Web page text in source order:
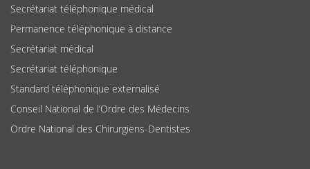
Secrétariat téléphonique médical
Permanence téléphonique à distance
Secrétariat médical
Secrétariat téléphonique
Standard téléphonique externalisé
Conseil National de l’Ordre des Médecins
Ordre National des Chirurgiens-Dentistes